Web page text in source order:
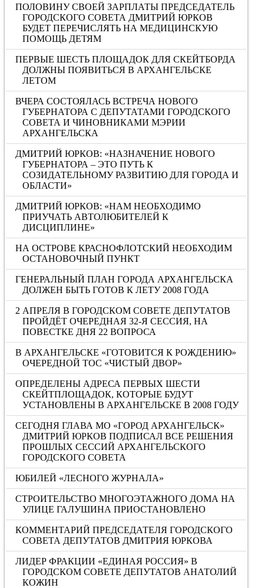
ПОЛОВИНУ СВОЕЙ ЗАРПЛАТЫ ПРЕДСЕДАТЕЛЬ
ГОРОДСКОГО СОВЕТА ДМИТРИЙ ЮРКОВ
БУДЕТ ПЕРЕЧИСЛЯТЬ НА МЕДИЦИНСКУЮ
ПОМОЩЬ ДЕТЯМ
ПЕРВЫЕ ШЕСТЬ ПЛОЩАДОК ДЛЯ СКЕЙТБОРДА
ДОЛЖНЫ ПОЯВИТЬСЯ В АРХАНГЕЛЬСКЕ
ЛЕТОМ
ВЧЕРА СОСТОЯЛАСЬ ВСТРЕЧА НОВОГО
ГУБЕРНАТОРА С ДЕПУТАТАМИ ГОРОДСКОГО
СОВЕТА И ЧИНОВНИКАМИ МЭРИИ
АРХАНГЕЛЬСКА
ДМИТРИЙ ЮРКОВ: «НАЗНАЧЕНИЕ НОВОГО
ГУБЕРНАТОРА – ЭТО ПУТЬ К
СОЗИДАТЕЛЬНОМУ РАЗВИТИЮ ДЛЯ ГОРОДА И
ОБЛАСТИ»
ДМИТРИЙ ЮРКОВ: «НАМ НЕОБХОДИМО
ПРИУЧАТЬ АВТОЛЮБИТЕЛЕЙ К
ДИСЦИПЛИНЕ»
НА ОСТРОВЕ КРАСНОФЛОТСКИЙ НЕОБХОДИМ
ОСТАНОВОЧНЫЙ ПУНКТ
ГЕНЕРАЛЬНЫЙ ПЛАН ГОРОДА АРХАНГЕЛЬСКА
ДОЛЖЕН БЫТЬ ГОТОВ К ЛЕТУ 2008 ГОДА
2 АПРЕЛЯ В ГОРОДСКОМ СОВЕТЕ ДЕПУТАТОВ
ПРОЙДЁТ ОЧЕРЕДНАЯ 32-Я СЕССИЯ, НА
ПОВЕСТКЕ ДНЯ 22 ВОПРОСА
В АРХАНГЕЛЬСКЕ «ГОТОВИТСЯ К РОЖДЕНИЮ»
ОЧЕРЕДНОЙ ТОС «ЧИСТЫЙ ДВОР»
ОПРЕДЕЛЕНЫ АДРЕСА ПЕРВЫХ ШЕСТИ
СКЕЙТПЛОЩАДОК, КОТОРЫЕ БУДУТ
УСТАНОВЛЕНЫ В АРХАНГЕЛЬСКЕ В 2008 ГОДУ
СЕГОДНЯ ГЛАВА МО «ГОРОД АРХАНГЕЛЬСК»
ДМИТРИЙ ЮРКОВ ПОДПИСАЛ ВСЕ РЕШЕНИЯ
ПРОШЛЫХ СЕССИЙ АРХАНГЕЛЬСКОГО
ГОРОДСКОГО СОВЕТА
ЮБИЛЕЙ «ЛЕСНОГО ЖУРНАЛА»
СТРОИТЕЛЬСТВО МНОГОЭТАЖНОГО ДОМА НА
УЛИЦЕ ГАЛУШИНА ПРИОСТАНОВЛЕНО
КОММЕНТАРИЙ ПРЕДСЕДАТЕЛЯ ГОРОДСКОГО
СОВЕТА ДЕПУТАТОВ ДМИТРИЯ ЮРКОВА
ЛИДЕР ФРАКЦИИ «ЕДИНАЯ РОССИЯ» В
ГОРОДСКОМ СОВЕТЕ ДЕПУТАТОВ АНАТОЛИЙ
КОЖИН